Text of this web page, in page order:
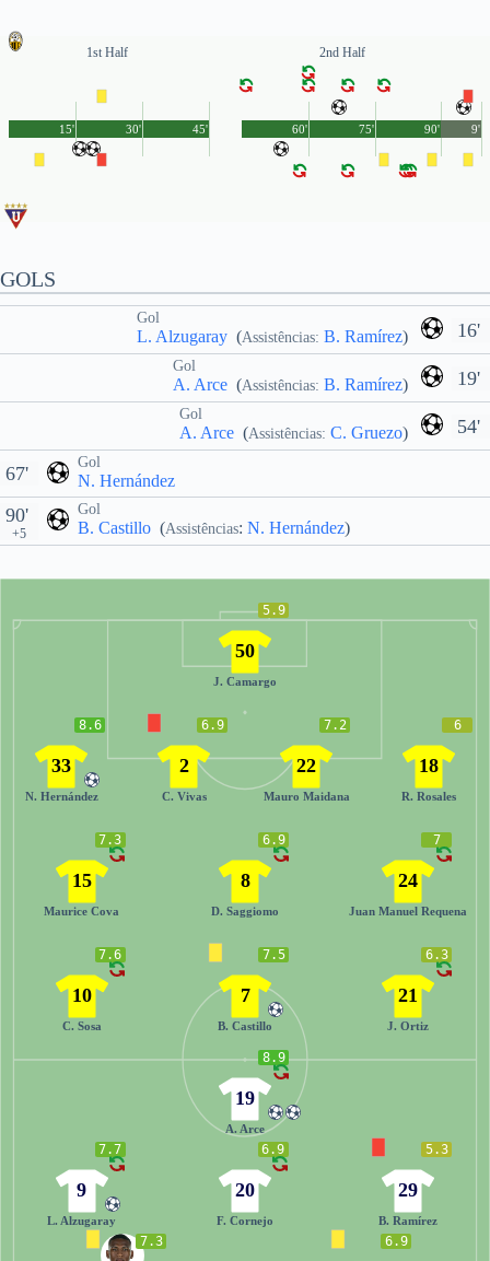
1st Half
45'
15' 30'
2nd Half
90'
60' 75' 9'
GOLS
16'
Gol
L. Alzugaray (Assistências: B. Ramírez)
19'
Gol
A. Arce (Assistências: B. Ramírez)
54'
Gol
A. Arce (Assistências: C. Gruezo)
Gol
N. Hernández
67'
Gol
B. Castillo (Assistências: N. Hernández)
90'
+5
5.9
50
J. Camargo
6
18
R. Rosales
7.2
22
Mauro Maidana
6.9
2
C. Vivas
8.6
33
N. Hernández
7
24
Juan Manuel Requena
6.9
8
D. Saggiomo
7.3
15
Maurice Cova
6.3
21
J. Ortiz
7.5
7
B. Castillo
7.6
10
C. Sosa
7.3 6.9
7.7
9
L. Alzugaray
6.9
20
F. Cornejo
5.3
29
B. Ramírez
8.9
19
A. Arce